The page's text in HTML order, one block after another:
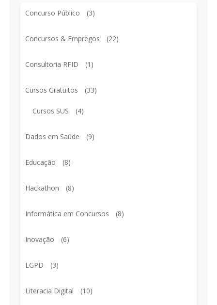
Concurso Público (3)
Concursos & Empregos (22)
Consultoria RFID (1)
Cursos Gratuitos (33)
Cursos SUS (4)
Dados em Saúde (9)
Educação (8)
Hackathon (8)
Informática em Concursos (8)
Inovação (6)
LGPD (3)
Literacia Digital (10)